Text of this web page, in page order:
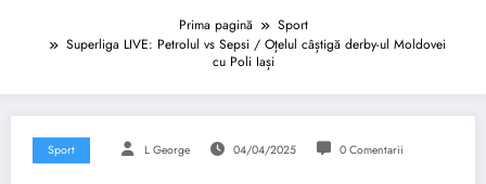
Prima pagină
Sport
Superliga LIVE: Petrolul vs Sepsi / Oțelul câștigă derby-ul Moldovei
cu Poli Iași
Sport L George 04/04/2025 0 Comentarii